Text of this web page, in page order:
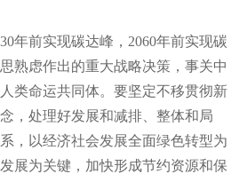
年前实现碳达峰，2060年前实现碳
熟虑作出的重大战略决策，事关中
类命运共同体。要坚定不移贯彻新
，处理好发展和减排、整体和局
，以经济社会发展全面绿色转型为
展为关键，加快形成节约资源和保